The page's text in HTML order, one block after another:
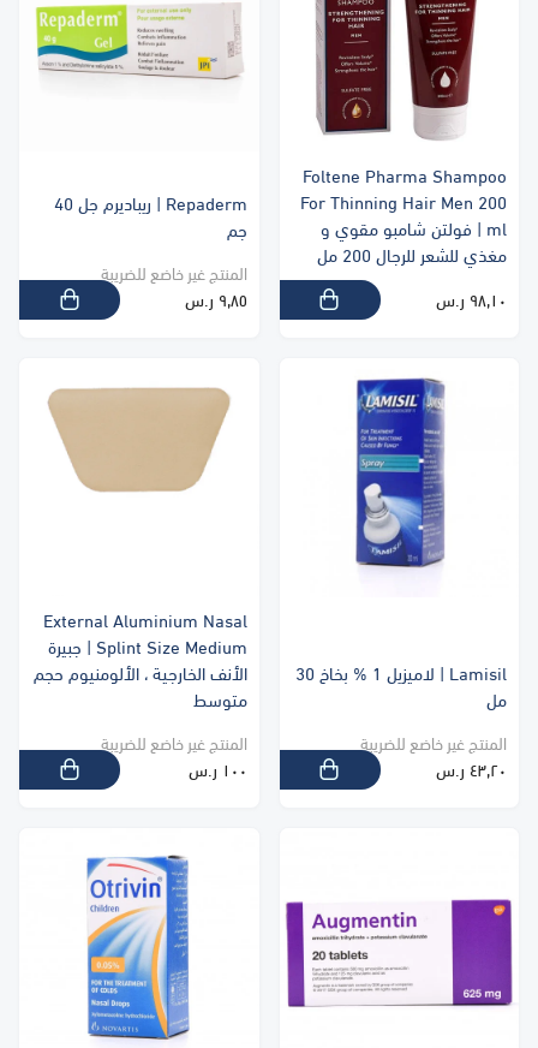
Foltene Pharma Shampoo
For Thinning Hair Men 200
ml | فولتن شامبو مقوي و
مغذي للشعر للرجال 200 مل
٩٨٫١٠ ر.س
Repaderm | ريباديرم جل 40
جم
المنتج غير خاضع للضريبة
٩٫٨٥ ر.س
Lamisil | لاميزيل 1 % بخاخ 30
مل
المنتج غير خاضع للضريبة
٤٣٫٢٠ ر.س
External Aluminium Nasal
Splint Size Medium | جبيرة
الأنف الخارجية ، الألومنيوم حجم
متوسط
المنتج غير خاضع للضريبة
١٠٠ ر.س